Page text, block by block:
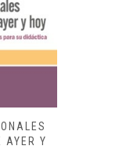
AYER Y